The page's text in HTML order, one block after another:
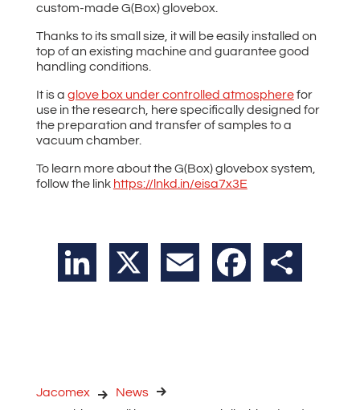
custom-made G(Box) glovebox.
Thanks to its small size, it will be easily installed on
top of an existing machine and guarantee good
handling conditions.
It is a glove box under controlled atmospherefor
use in the research, here specifically designed for
the preparation and transfer of samples to a
vacuum chamber.
To learn more about the G(Box) glovebox system,
follow the link https://lnkd.in/eisa7x3E
LinkedIn Email Facebook
Jacomex
News